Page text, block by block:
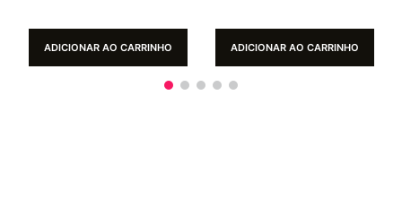
ADICIONAR AO CARRINHO ADICIONAR AO CARRINHO